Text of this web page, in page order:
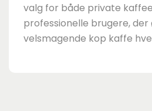
valg for både private
professionelle brugere, der
velsmagende kop kaffe